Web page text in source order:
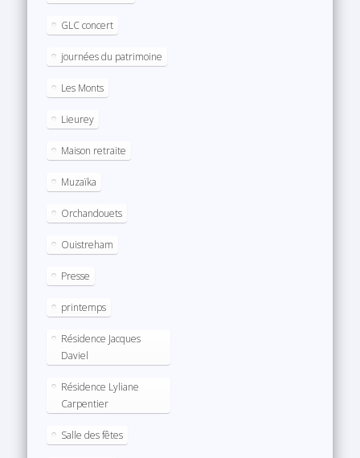
GLC concert
journées du patrimoine
Les Monts
Lieurey
Maison retraite
Muzaïka
Orchandouets
Ouistreham
Presse
printemps
Résidence Jacques
Daviel
Résidence Lyliane
Carpentier
Salle des fêtes